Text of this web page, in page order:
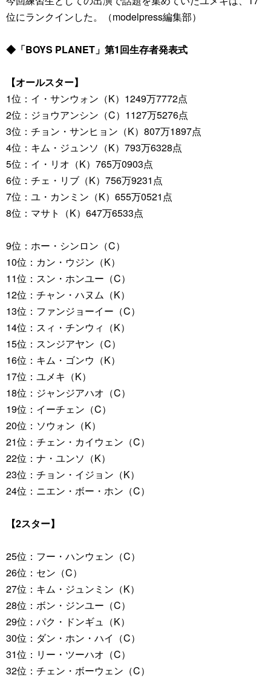
位にランクインした。（modelpress編集部）
◆「BOYS PLANET」第1回生存者発表式
【オールスター】
1位：イ・サンウォン（K）1249万7772点
2位：ジョウアンシン（C）1127万5276点
3位：チョン・サンヒョン（K）807万1897点
4位：キム・ジュンソ（K）793万6328点
5位：イ・リオ（K）765万0903点
6位：チェ・リブ（K）756万9231点
7位：ユ・カンミン（K）655万0521点
8位：マサト（K）647万6533点
9位：ホー・シンロン（C）
10位：カン・ウジン（K）
11位：スン・ホンユー（C）
12位：チャン・ハヌム（K）
13位：ファンジョーイー（C）
14位：スィ・チンウィ（K）
15位：スンジアヤン（C）
16位：キム・ゴンウ（K）
17位：ユメキ（K）
18位：ジャンジアハオ（C）
19位：イーチェン（C）
20位：ソウォン（K）
21位：チェン・カイウェン（C）
22位：ナ・ユンソ（K）
23位：チョン・イジョン（K）
24位：ニエン・ボー・ホン（C）
【2スター】
25位：フー・ハンウェン（C）
26位：セン（C）
27位：キム・ジュンミン（K）
28位：ボン・ジンユー（C）
29位：パク・ドンギュ（K）
30位：ダン・ホン・ハイ（C）
31位：リー・ツーハオ（C）
32位：チェン・ボーウェン（C）